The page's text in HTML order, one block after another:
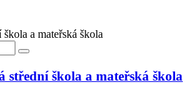
a mateřská škola